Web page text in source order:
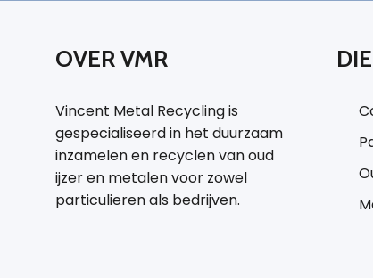
OVER VMR
Vincent Metal Recycling is
gespecialiseerd in het duurzaam
inzamelen en recyclen van oud
ijzer en metalen voor zowel
particulieren als bedrijven.